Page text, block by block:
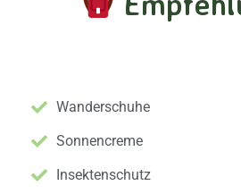
Wanderschuhe
Sonnencreme
Insektenschutz